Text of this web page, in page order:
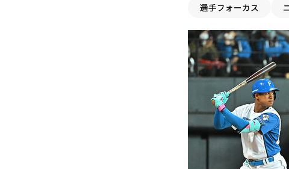
選手フォーカス